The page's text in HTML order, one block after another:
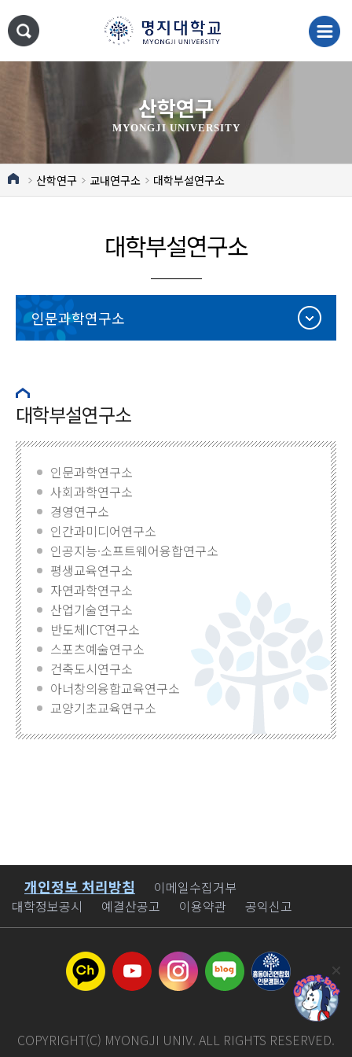
산학연구
MYONGJI UNIVERSITY
산학연구 교내연구소 대학부설연구소
대학부설연구소
인문과학연구소
대학부설연구소
인문과학연구소
사회과학연구소
경영연구소
인간과미디어연구소
인공지능·소프트웨어융합연구소
평생교육연구소
자연과학연구소
산업기술연구소
반도체ICT연구소
스포츠예술연구소
건축도시연구소
아너창의융합교육연구소
교양기초교육연구소
바로가기
개인정보 처리방침
이메일수집거부
대학정보공시
예결산공고 이용약관 공익신고
COPYRIGHT(C) MYONGJI UNIV. ALL RIGHTS RESERVED.